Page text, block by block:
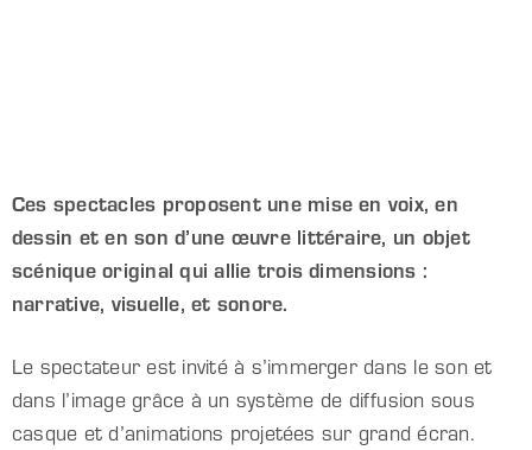
Ces spectacles proposent une mise en voix, en
dessin et en son d’une œuvre littéraire, un objet
scénique original qui allie trois dimensions :
narrative, visuelle, et sonore.
Le spectateur est invité à s’immerger dans le son et
dans l’image grâce à un système de diffusion sous
casque et d’animations projetées sur grand écran.